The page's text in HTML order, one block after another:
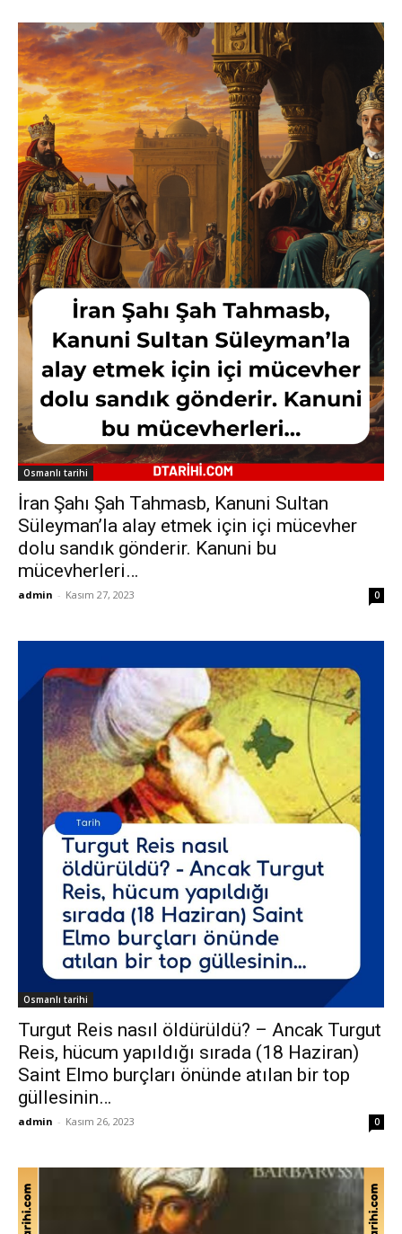
Osmanlı tarihi
İran Şahı Şah Tahmasb, Kanuni Sultan
Süleyman’la alay etmek için içi mücevher
dolu sandık gönderir. Kanuni bu
mücevherleri…
admin - Kasım 27, 2023 0
Osmanlı tarihi
Turgut Reis nasıl öldürüldü? – Ancak Turgut
Reis, hücum yapıldığı sırada (18 Haziran)
Saint Elmo burçları önünde atılan bir top
güllesinin…
admin - Kasım 26, 2023 0